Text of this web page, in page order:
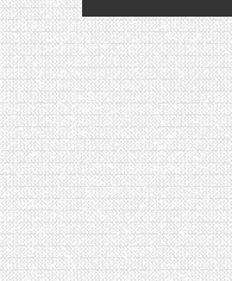
BIOTYFULL BOX
FEAT. AKILA
[VIDÉO]
DES AUTRES,
AUTRES
[VIDÉO]
BIOTYFULL BOX
MARS 2024
[VIDÉO] LA
#JANVIER2024
[VIDÉO]